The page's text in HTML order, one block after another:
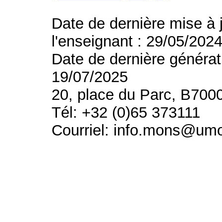
Date de dernière mise
l'enseignant : 29/05/
Date de dernière
19/07/2025
20, place du Parc,
Tél: +32 (0)65 373111
Courriel: